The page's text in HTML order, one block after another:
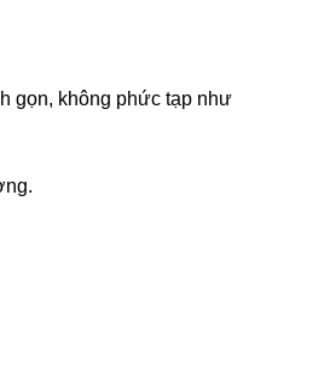
gọn, không phức tạp như